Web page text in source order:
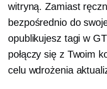
witryną. Zamiast
bezpośrednio do
opublikujesz tagi w
połączy się z Twoim
celu wdrożenia